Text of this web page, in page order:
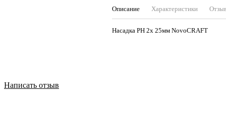
Описание Характеристики
Насадка PH 2х 25мм NovoCRAFT
Написать отзыв